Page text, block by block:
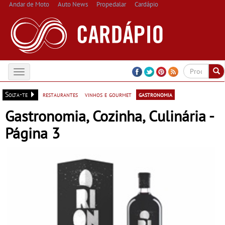
Andar de Moto Auto News Propedalar Cardápio
Toggle
navigation
Solta-te
restaurantes vinhos e gourmet gastronomia
Gastronomia, Cozinha, Culinária -
Página 3